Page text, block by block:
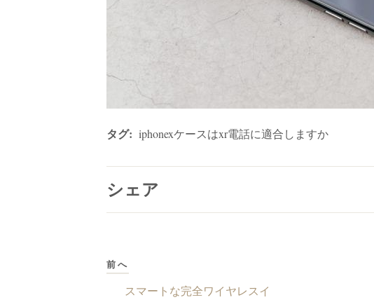
タグ: iphonexケースはxr電話に適合しますか
シェア
前へ
スマートな完全ワイヤレスイ